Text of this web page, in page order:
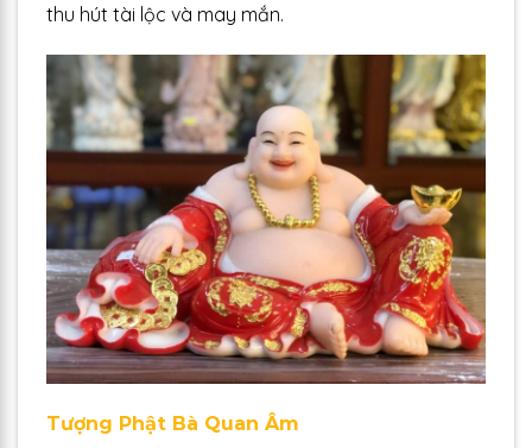
thu hút tài lộc và may mắn.
Tượng Phật Bà Quan Âm